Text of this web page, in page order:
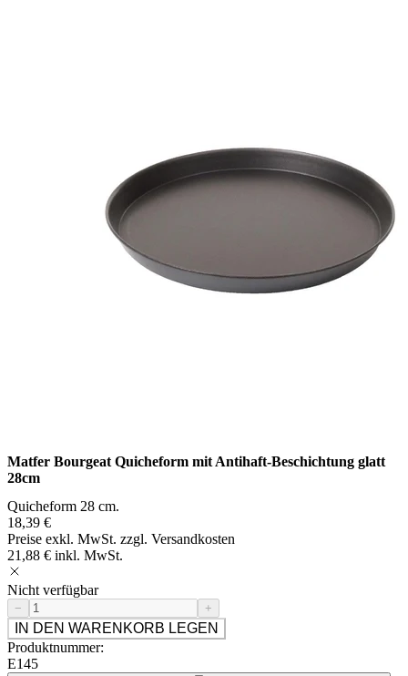
Matfer Bourgeat Quicheform mit Antihaft-Beschichtung glatt
28cm
Quicheform 28 cm.
18,39 €
Preise exkl. MwSt. zzgl. Versandkosten
21,88 € inkl. MwSt.
Nicht verfügbar
− +
IN DEN WARENKORB LEGEN
Produktnummer:
E145